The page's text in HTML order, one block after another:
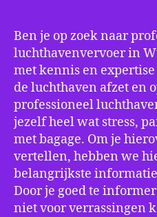
Ben je op zoek naar
luchthavenvervoer in
met kennis en
de luchthaven afzet en
professioneel
jezelf heel wat stress,
met bagage. Om je
vertellen, hebben we
belangrijkste
Door je goed te
niet voor verrassingen